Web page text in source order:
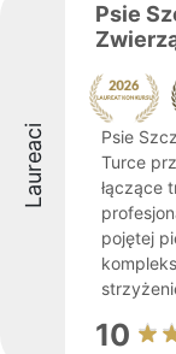
Laureaci
Psie
Psie
Turce
łączące
pojętej
10